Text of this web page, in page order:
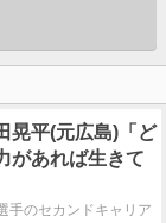
晃平(元広島)「ど
があれば生きて
手のセカンドキャリア